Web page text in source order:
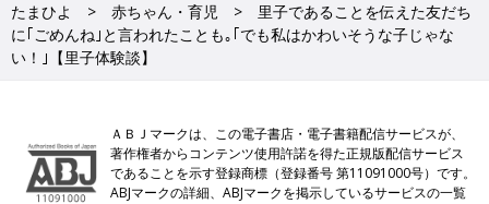
たまひよ 赤ちゃん・育児
里子であることを伝えた友だち
に｢ごめんね｣と言われたことも｡｢でも私はかわいそうな子じゃな
い！｣【里子体験談】
ＡＢＪマークは、この電子書店・電子書籍配信サービスが、
著作権者からコンテンツ使用許諾を得た正規版配信サービス
であることを示す登録商標（登録番号 第11091000号）です。
ABJマークの詳細、ABJマークを掲示しているサービスの一覧